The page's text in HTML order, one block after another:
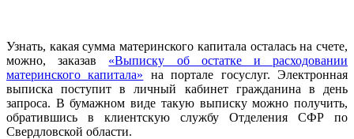
Узнать, какая сумма материнского капитала осталась на счете,
можно, заказав «Выписку об остатке и расходовании
материнского капитала» на портале госуслуг. Электронная
выписка поступит в личный кабинет гражданина в день
запроса. В бумажном виде такую выписку можно получить,
обратившись в клиентскую службу Отделения СФР по
Свердловской области.